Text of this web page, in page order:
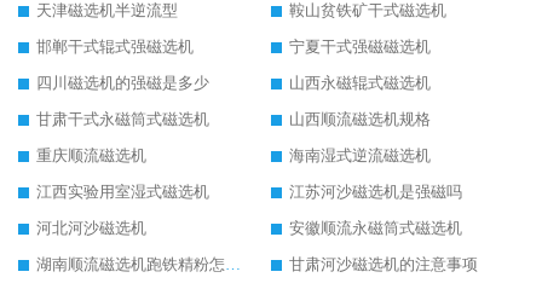
天津磁选机半逆流型
鞍山贫铁矿干式磁选机
邯郸干式辊式强磁选机
宁夏干式强磁磁选机
四川磁选机的强磁是多少
山西永磁辊式磁选机
甘肃干式永磁筒式磁选机
山西顺流磁选机规格
重庆顺流磁选机
海南湿式逆流磁选机
江西实验用室湿式磁选机
江苏河沙磁选机是强磁吗
河北河沙磁选机
安徽顺流永磁筒式磁选机
湖南顺流磁选机跑铁精粉怎么处理
甘肃河沙磁选机的注意事项